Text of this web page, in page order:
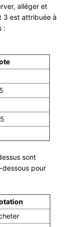
alléger et
3 est attribuée à
:
sont
dessous pour